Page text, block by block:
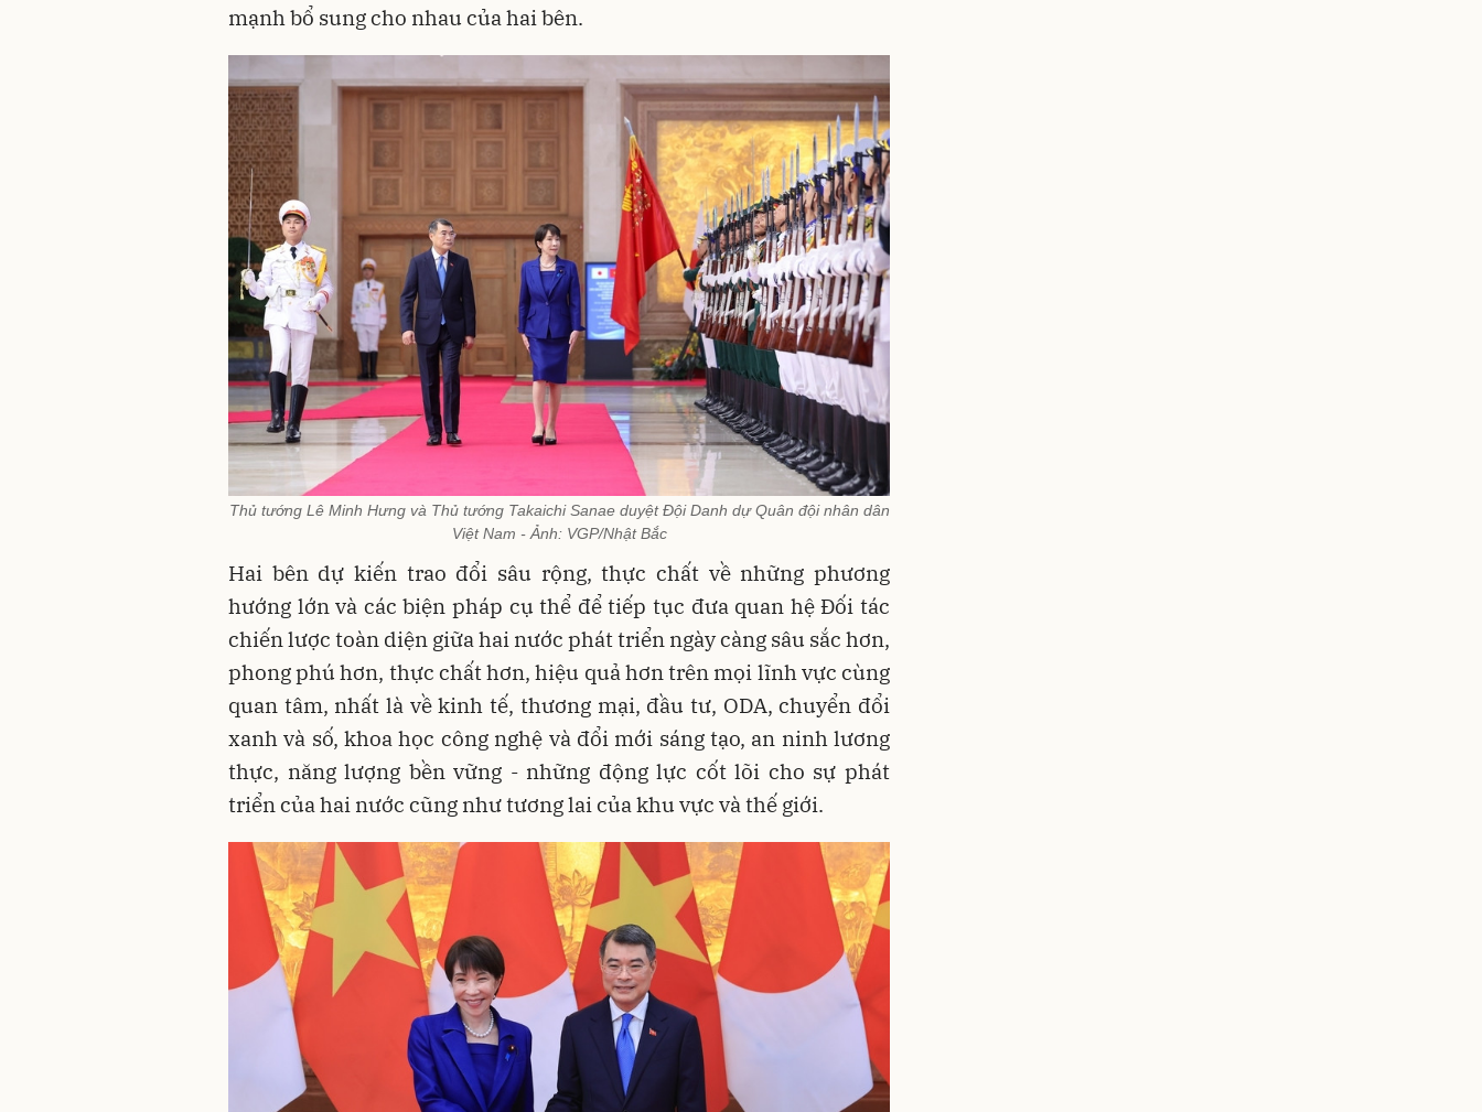
mạnh bổ sung cho nhau của hai bên.
Thủ tướng Lê Minh Hưng và Thủ tướng Takaichi Sanae duyệt Đội Danh dự Quân đội nhân dân
Việt Nam - Ảnh: VGP/Nhật Bắc
Hai bên dự kiến trao đổi sâu rộng, thực chất về những phương
hướng lớn và các biện pháp cụ thể để tiếp tục đưa quan hệ Đối tác
chiến lược toàn diện giữa hai nước phát triển ngày càng sâu sắc hơn,
phong phú hơn, thực chất hơn, hiệu quả hơn trên mọi lĩnh vực cùng
quan tâm, nhất là về kinh tế, thương mại, đầu tư, ODA, chuyển đổi
xanh và số, khoa học công nghệ và đổi mới sáng tạo, an ninh lương
thực, năng lượng bền vững - những động lực cốt lõi cho sự phát
triển của hai nước cũng như tương lai của khu vực và thế giới.